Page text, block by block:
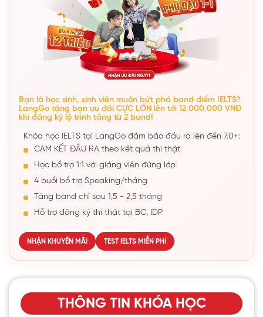
Bạn là học sinh, sinh viên muốn bứt phá band điểm IELTS?
LangGo tặng bạn ưu đãi CỰC LỚN lên tới 12.000.000 VNĐ
khi đăng ký lộ trình tăng từ 2 band!
Khóa học IELTS tại LangGo đảm bảo đầu ra lên đến 7.0+:
CAM KẾT ĐẦU RA theo kết quả thi thật
Học bổ trợ 1:1 với giảng viên đứng lớp
4 buổi bổ trợ Speaking/tháng
Tăng band chỉ sau 1,5 - 2,5 tháng
Hỗ trợ đăng ký thi thật tại BC, IDP
NHẬN KHUYẾN MÃI TEST IELTS MIỄN PHÍ
THÔNG TIN KHÓA HỌC